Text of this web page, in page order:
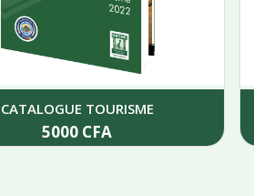
CATALOGUE TOURISME
5000 CFA